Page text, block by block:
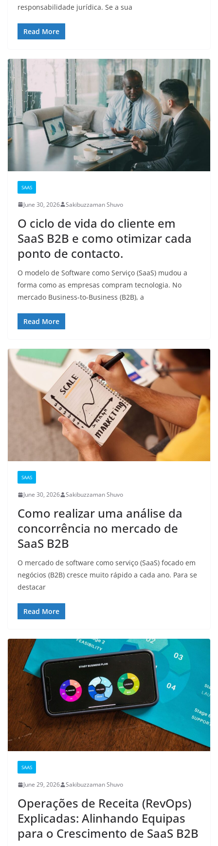
responsabilidade jurídica. Se a sua
Read More
SAAS
June 30, 2026 Sakibuzzaman Shuvo
O ciclo de vida do cliente em
SaaS B2B e como otimizar cada
ponto de contacto.
O modelo de Software como Serviço (SaaS) mudou a
forma como as empresas compram tecnologia. No
mercado Business-to-Business (B2B), a
Read More
SAAS
June 30, 2026 Sakibuzzaman Shuvo
Como realizar uma análise da
concorrência no mercado de
SaaS B2B
O mercado de software como serviço (SaaS) focado em
negócios (B2B) cresce muito rápido a cada ano. Para se
destacar
Read More
SAAS
June 29, 2026 Sakibuzzaman Shuvo
Operações de Receita (RevOps)
Explicadas: Alinhando Equipas
para o Crescimento de SaaS B2B